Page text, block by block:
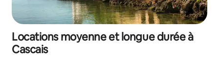
Locations moyenne et longue durée à
Cascais